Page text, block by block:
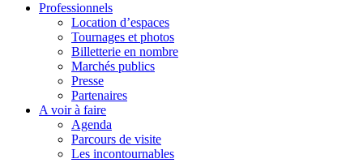
Professionnels
Location d’espaces
Tournages et photos
Billetterie en nombre
Marchés publics
Presse
Partenaires
A voir à faire
Agenda
Parcours de visite
Les incontournables